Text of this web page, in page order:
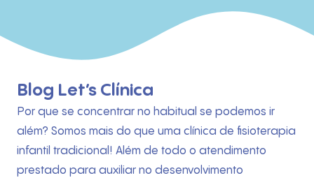
Blog Let’s Clínica
Por que se concentrar no habitual se podemos ir
além? Somos mais do que uma clínica de fisioterapia
infantil tradicional! Além de todo o atendimento
prestado para auxiliar no desenvolvimento